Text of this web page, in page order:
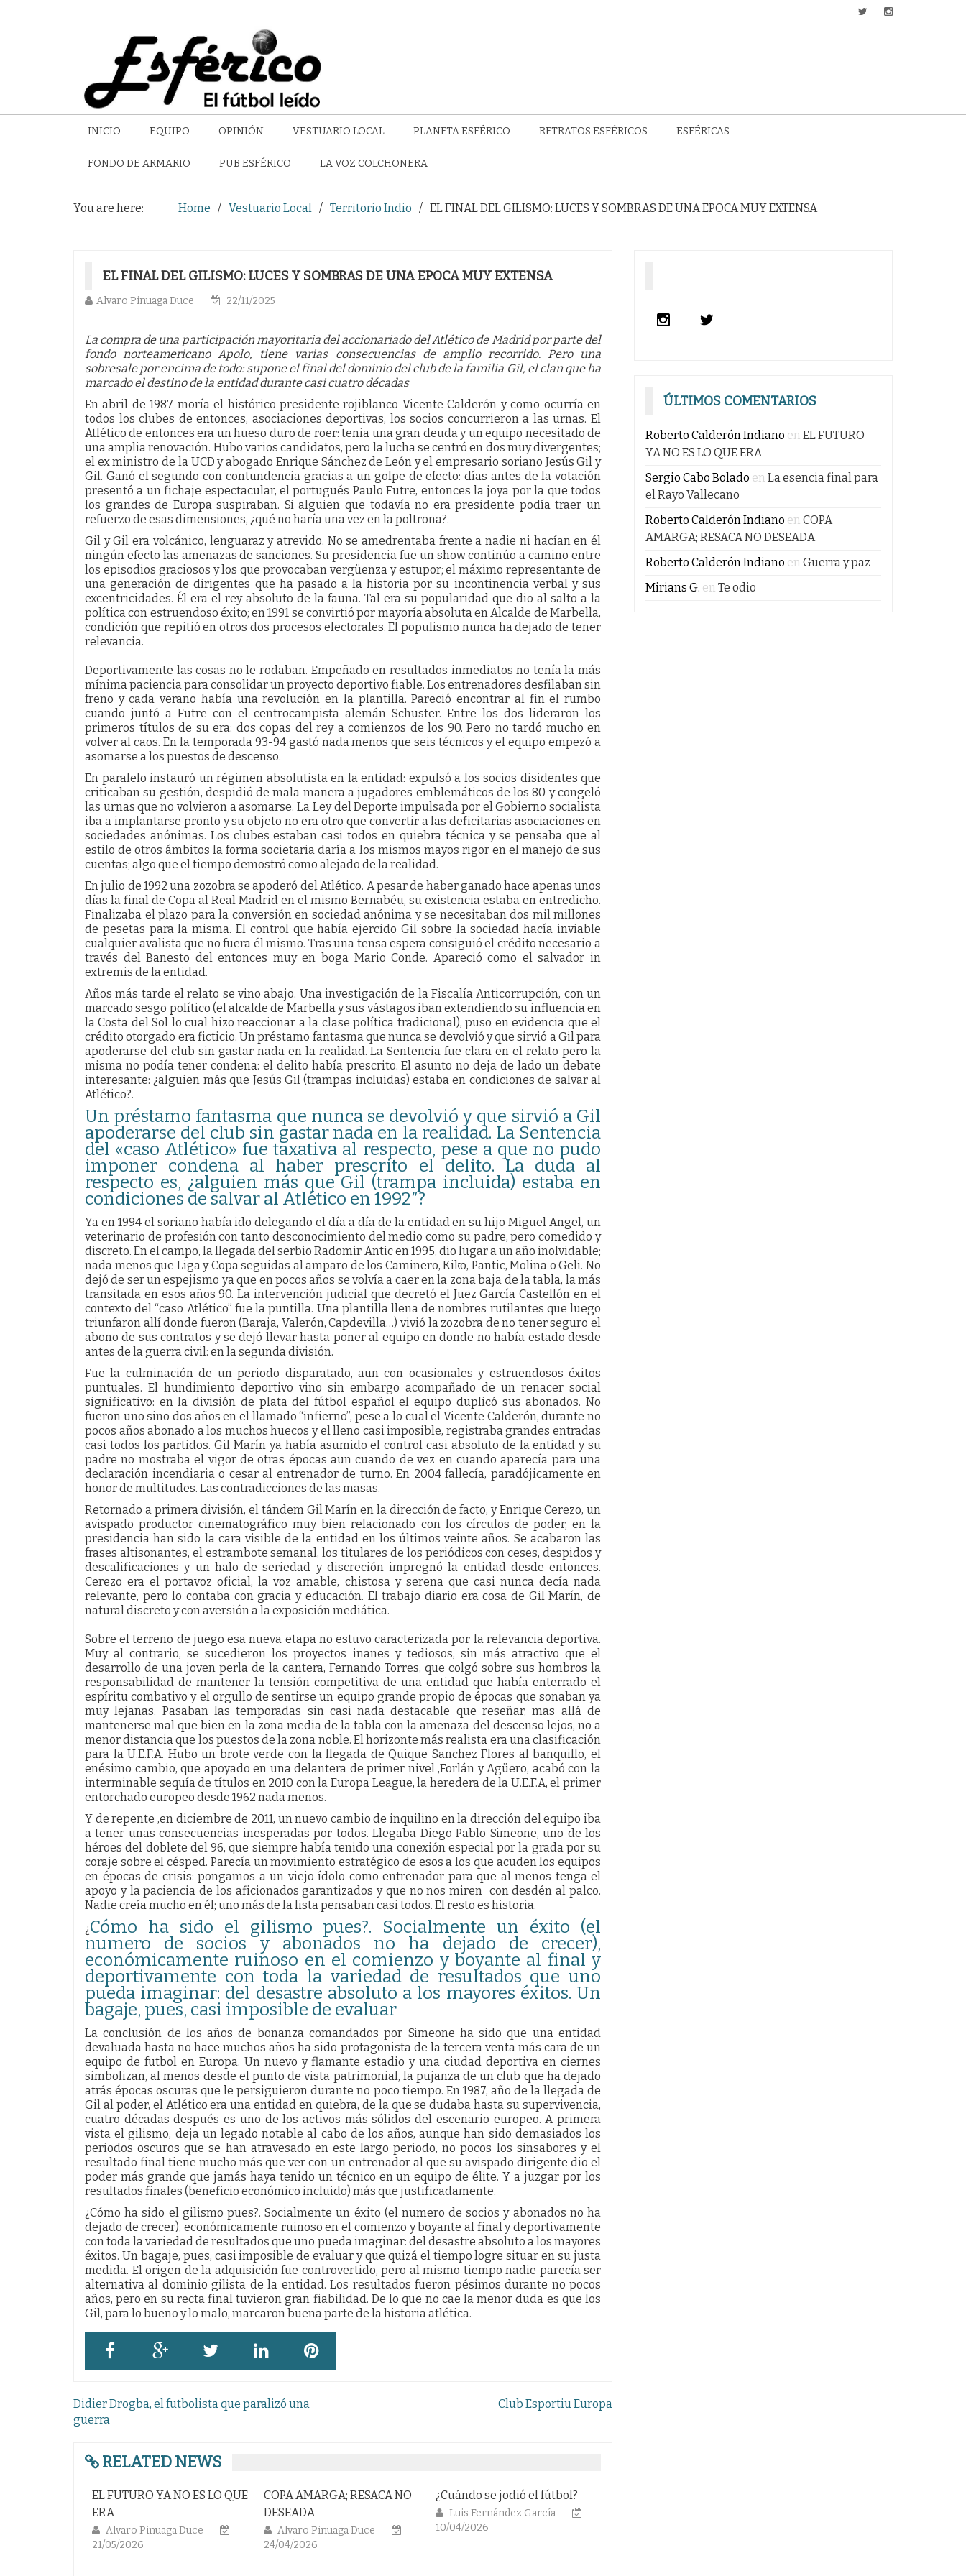
INICIO EQUIPO OPINIÓN VESTUARIO LOCAL PLANETA ESFÉRICO RETRATOS ESFÉRICOS ESFÉRICAS
FONDO DE ARMARIO PUB ESFÉRICO LA VOZ COLCHONERA
You are here: Home Vestuario Local Territorio Indio EL FINAL DEL GILISMO: LUCES Y SOMBRAS DE UNA EPOCA MUY EXTENSA
EL FINAL DEL GILISMO: LUCES Y SOMBRAS DE UNA EPOCA MUY EXTENSA
Alvaro Pinuaga Duce 22/11/2025
La compra de una participación mayoritaria del accionariado del Atlético de Madrid por parte del
fondo norteamericano Apolo, tiene varias consecuencias de amplio recorrido. Pero una
sobresale por encima de todo: supone el final del dominio del club de la familia Gil, el clan que ha
marcado el destino de la entidad durante casi cuatro décadas
En abril de 1987 moría el histórico presidente rojiblanco Vicente Calderón y como ocurría en
todos los clubes de entonces, asociaciones deportivas, los socios concurrieron a las urnas. El
Atlético de entonces era un hueso duro de roer: tenia una gran deuda y un equipo necesitado de
una amplia renovación. Hubo varios candidatos, pero la lucha se centró en dos muy divergentes;
el ex ministro de la UCD y abogado Enrique Sánchez de León y el empresario soriano Jesús Gil y
Gil. Ganó el segundo con contundencia gracias a un golpe de efecto: días antes de la votación
presentó a un fichaje espectacular, el portugués Paulo Futre, entonces la joya por la que todos
los grandes de Europa suspiraban. Si alguien que todavía no era presidente podía traer un
refuerzo de esas dimensiones, ¿qué no haría una vez en la poltrona?.
Gil y Gil era volcánico, lenguaraz y atrevido. No se amedrentaba frente a nadie ni hacían en él
ningún efecto las amenazas de sanciones. Su presidencia fue un show continúo a camino entre
los episodios graciosos y los que provocaban vergüenza y estupor; el máximo representante de
una generación de dirigentes que ha pasado a la historia por su incontinencia verbal y sus
excentricidades. Él era el rey absoluto de la fauna. Tal era su popularidad que dio al salto a la
política con estruendoso éxito; en 1991 se convirtió por mayoría absoluta en Alcalde de Marbella,
condición que repitió en otros dos procesos electorales. El populismo nunca ha dejado de tener
relevancia.
Deportivamente las cosas no le rodaban. Empeñado en resultados inmediatos no tenía la más
mínima paciencia para consolidar un proyecto deportivo fiable. Los entrenadores desfilaban sin
freno y cada verano había una revolución en la plantilla. Pareció encontrar al fin el rumbo
cuando juntó a Futre con el centrocampista alemán Schuster. Entre los dos lideraron los
primeros títulos de su era: dos copas del rey a comienzos de los 90. Pero no tardó mucho en
volver al caos. En la temporada 93-94 gastó nada menos que seis técnicos y el equipo empezó a
asomarse a los puestos de descenso.
En paralelo instauró un régimen absolutista en la entidad: expulsó a los socios disidentes que
criticaban su gestión, despidió de mala manera a jugadores emblemáticos de los 80 y congeló
las urnas que no volvieron a asomarse. La Ley del Deporte impulsada por el Gobierno socialista
iba a implantarse pronto y su objeto no era otro que convertir a las deficitarias asociaciones en
sociedades anónimas. Los clubes estaban casi todos en quiebra técnica y se pensaba que al
estilo de otros ámbitos la forma societaria daría a los mismos mayos rigor en el manejo de sus
cuentas; algo que el tiempo demostró como alejado de la realidad.
En julio de 1992 una zozobra se apoderó del Atlético. A pesar de haber ganado hace apenas unos
días la final de Copa al Real Madrid en el mismo Bernabéu, su existencia estaba en entredicho.
Finalizaba el plazo para la conversión en sociedad anónima y se necesitaban dos mil millones
de pesetas para la misma. El control que había ejercido Gil sobre la sociedad hacía inviable
cualquier avalista que no fuera él mismo. Tras una tensa espera consiguió el crédito necesario a
través del Banesto del entonces muy en boga Mario Conde. Apareció como el salvador in
extremis de la entidad.
Años más tarde el relato se vino abajo. Una investigación de la Fiscalía Anticorrupción, con un
marcado sesgo político (el alcalde de Marbella y sus vástagos iban extendiendo su influencia en
la Costa del Sol lo cual hizo reaccionar a la clase política tradicional), puso en evidencia que el
crédito otorgado era ficticio. Un préstamo fantasma que nunca se devolvió y que sirvió a Gil para
apoderarse del club sin gastar nada en la realidad. La Sentencia fue clara en el relato pero la
misma no podía tener condena: el delito había prescrito. El asunto no deja de lado un debate
interesante: ¿alguien más que Jesús Gil (trampas incluidas) estaba en condiciones de salvar al
Atlético?.
Un préstamo fantasma que nunca se devolvió y que sirvió a Gil
apoderarse del club sin gastar nada en la realidad. La Sentencia
del «caso Atlético» fue taxativa al respecto, pese a que no pudo
imponer condena al haber prescrito el delito. La duda al
respecto es, ¿alguien más que Gil (trampa incluida) estaba en
condiciones de salvar al Atlético en 1992″?
Ya en 1994 el soriano había ido delegando el día a día de la entidad en su hijo Miguel Angel, un
veterinario de profesión con tanto desconocimiento del medio como su padre, pero comedido y
discreto. En el campo, la llegada del serbio Radomir Antic en 1995, dio lugar a un año inolvidable;
nada menos que Liga y Copa seguidas al amparo de los Caminero, Kiko, Pantic, Molina o Geli. No
dejó de ser un espejismo ya que en pocos años se volvía a caer en la zona baja de la tabla, la más
transitada en esos años 90. La intervención judicial que decretó el Juez García Castellón en el
contexto del “caso Atlético” fue la puntilla. Una plantilla llena de nombres rutilantes que luego
triunfaron allí donde fueron (Baraja, Valerón, Capdevilla…) vivió la zozobra de no tener seguro el
abono de sus contratos y se dejó llevar hasta poner al equipo en donde no había estado desde
antes de la guerra civil: en la segunda división.
Fue la culminación de un periodo disparatado, aun con ocasionales y estruendosos éxitos
puntuales. El hundimiento deportivo vino sin embargo acompañado de un renacer social
significativo: en la división de plata del fútbol español el equipo duplicó sus abonados. No
fueron uno sino dos años en el llamado “infierno”, pese a lo cual el Vicente Calderón, durante no
pocos años abonado a los muchos huecos y el lleno casi imposible, registraba grandes entradas
casi todos los partidos. Gil Marín ya había asumido el control casi absoluto de la entidad y su
padre no mostraba el vigor de otras épocas aun cuando de vez en cuando aparecía para una
declaración incendiaria o cesar al entrenador de turno. En 2004 fallecía, paradójicamente en
honor de multitudes. Las contradicciones de las masas.
Retornado a primera división, el tándem Gil Marín en la dirección de facto, y Enrique Cerezo, un
avispado productor cinematográfico muy bien relacionado con los círculos de poder, en la
presidencia han sido la cara visible de la entidad en los últimos veinte años. Se acabaron las
frases altisonantes, el estrambote semanal, los titulares de los periódicos con ceses, despidos y
descalificaciones y un halo de seriedad y discreción impregnó la entidad desde entonces.
Cerezo era el portavoz oficial, la voz amable, chistosa y serena que casi nunca decía nada
relevante, pero lo contaba con gracia y educación. El trabajo diario era cosa de Gil Marín, de
natural discreto y con aversión a la exposición mediática.
Sobre el terreno de juego esa nueva etapa no estuvo caracterizada por la relevancia deportiva.
Muy al contrario, se sucedieron los proyectos inanes y tediosos, sin más atractivo que el
desarrollo de una joven perla de la cantera, Fernando Torres, que colgó sobre sus hombros la
responsabilidad de mantener la tensión competitiva de una entidad que había enterrado el
espíritu combativo y el orgullo de sentirse un equipo grande propio de épocas que sonaban ya
muy lejanas. Pasaban las temporadas sin casi nada destacable que reseñar, mas allá de
mantenerse mal que bien en la zona media de la tabla con la amenaza del descenso lejos, no a
menor distancia que los puestos de la zona noble. El horizonte más realista era una clasificación
para la U.E.F.A. Hubo un brote verde con la llegada de Quique Sanchez Flores al banquillo, el
enésimo cambio, que apoyado en una delantera de primer nivel ,Forlán y Agüero, acabó con la
interminable sequía de títulos en 2010 con la Europa League, la heredera de la U.E.F.A, el primer
entorchado europeo desde 1962 nada menos.
Y de repente ,en diciembre de 2011, un nuevo cambio de inquilino en la dirección del equipo iba
a tener unas consecuencias inesperadas por todos. Llegaba Diego Pablo Simeone, uno de los
héroes del doblete del 96, que siempre había tenido una conexión especial por la grada por su
coraje sobre el césped. Parecía un movimiento estratégico de esos a los que acuden los equipos
en épocas de crisis: pongamos a un viejo ídolo como entrenador para que al menos tenga el
apoyo y la paciencia de los aficionados garantizados y que no nos miren con desdén al palco.
Nadie creía mucho en él; uno más de la lista pensaban casi todos. El resto es historia.
¿Cómo ha sido el gilismo pues?. Socialmente un éxito (el
numero de socios y abonados no ha dejado de crecer),
económicamente ruinoso en el comienzo y boyante al final y
deportivamente con toda la variedad de resultados que uno
pueda imaginar: del desastre absoluto a los mayores éxitos. Un
bagaje, pues, casi imposible de evaluar
La conclusión de los años de bonanza comandados por Simeone ha sido que una entidad
devaluada hasta no hace muchos años ha sido protagonista de la tercera venta más cara de un
equipo de futbol en Europa. Un nuevo y flamante estadio y una ciudad deportiva en ciernes
simbolizan, al menos desde el punto de vista patrimonial, la pujanza de un club que ha dejado
atrás épocas oscuras que le persiguieron durante no poco tiempo. En 1987, año de la llegada de
Gil al poder, el Atlético era una entidad en quiebra, de la que se dudaba hasta su supervivencia,
cuatro décadas después es uno de los activos más sólidos del escenario europeo. A primera
vista el gilismo, deja un legado notable al cabo de los años, aunque han sido demasiados los
periodos oscuros que se han atravesado en este largo periodo, no pocos los sinsabores y el
resultado final tiene mucho más que ver con un entrenador al que su avispado dirigente dio el
poder más grande que jamás haya tenido un técnico en un equipo de élite. Y a juzgar por los
resultados finales (beneficio económico incluido) más que justificadamente.
¿Cómo ha sido el gilismo pues?. Socialmente un éxito (el numero de socios y abonados no ha
dejado de crecer), económicamente ruinoso en el comienzo y boyante al final y deportivamente
con toda la variedad de resultados que uno pueda imaginar: del desastre absoluto a los mayores
éxitos. Un bagaje, pues, casi imposible de evaluar y que quizá el tiempo logre situar en su justa
medida. El origen de la adquisición fue controvertido, pero al mismo tiempo nadie parecía ser
alternativa al dominio gilista de la entidad. Los resultados fueron pésimos durante no pocos
años, pero en su recta final tuvieron gran fiabilidad. De lo que no cae la menor duda es que los
Gil, para lo bueno y lo malo, marcaron buena parte de la historia atlética.
Navegación
de
entradas
Didier Drogba, el futbolista que paralizó una
guerra
Club Esportiu Europa
RELATED NEWS
NO ES LO QUE
COPA AMARGA; RESACA NO
DESEADA
Alvaro Pinuaga Duce
24/04/2026
¿Cuándo se jodió el fútbol?
Luis Fernández García
10/04/2026
ABRIL DECISIVO, ESPADAS EN
TODO LO ALTO
Alvaro Pinuaga Duce
ÚLTIMOS COMENTARIOS
Roberto Calderón Indiano en EL FUTURO
YA NO ES LO QUE ERA
Sergio Cabo Bolado en La esencia final para
el Rayo Vallecano
Roberto Calderón Indiano en COPA
AMARGA; RESACA NO DESEADA
Roberto Calderón Indiano en Guerra y paz
Mirians G. en Te odio